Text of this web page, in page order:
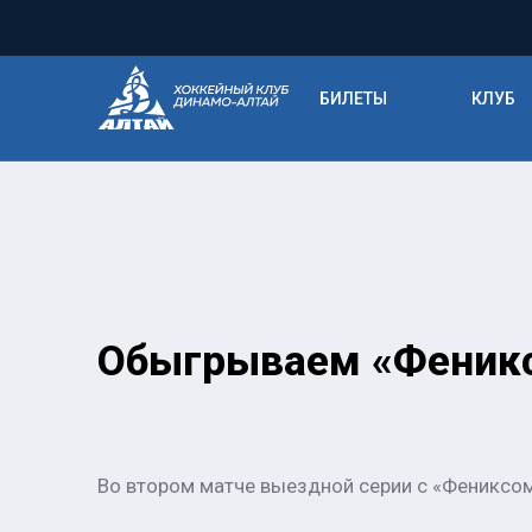
БИЛЕТЫ КЛУБ
Обыгрываем
Во втором матче выездной серии с